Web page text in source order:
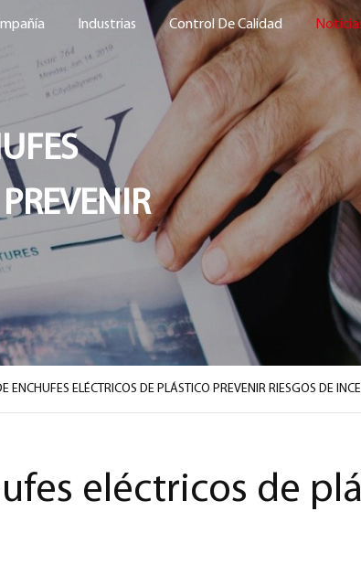
Industrias Control De Calidad
ENCHUFES ELÉCTRICOS DE PLÁSTICO PREVENIR RIESGOS DE
eléctricos de